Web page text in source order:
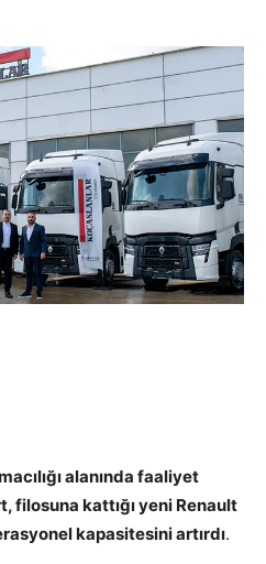
alanında faaliyet
filosuna kattığı yeni Renault
kapasitesini artırdı.